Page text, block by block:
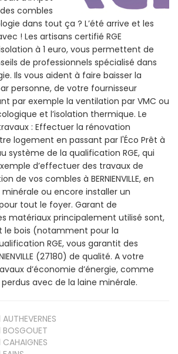
combles
dans tout ça ? L’été arrive et les
! Les artisans certifié RGE
l’isolation à 1 euro, vous permettent de
de professionnels spécialisé dans
Ils vous aident à faire baisser la
personne, de votre fournisseur
par exemple la ventilation par VMC ou
et l’isolation thermique. Le
: Effectuer la rénovation
logement en passant par l'Éco Prêt à
système de la qualification RGE, qui
d’effectuer des travaux de
de vos combles à BERNIENVILLE, en
ou encore installer un
tout le foyer. Garant de
matériaux principalement utilisé sont,
le bois (notamment pour la
RGE, vous garantit des
(27180) de qualité. A votre
d’économie d’énergie, comme
avec de la laine minérale.
AUTHEVERNES
BOSGOUET
CAHAIGNES